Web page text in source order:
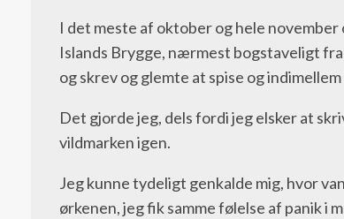
I det meste af oktober og hele
Islands Brygge, nærmest bogstaveligt
og skrev og glemte at spise og
Det gjorde jeg, dels fordi jeg elsker at
vildmarken igen.
Jeg kunne tydeligt genkalde mig, hvor
ørkenen, jeg fik samme følelse af panik i